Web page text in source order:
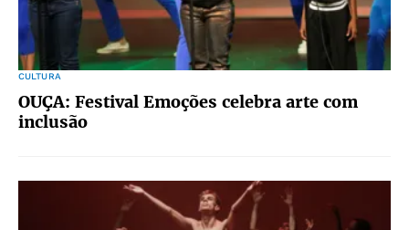
CULTURA
OUÇA: Festival Emoções celebra arte com
inclusão